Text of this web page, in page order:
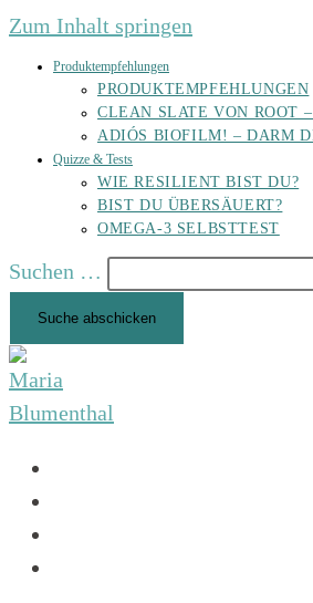
Zum Inhalt springen
Produktempfehlungen
PRODUKTEMPFEHLUNGEN
CLEAN SLATE VON ROOT
ADIÓS BIOFILM! – DARM
Quizze & Tests
WIE RESILIENT BIST DU?
BIST DU ÜBERSÄUERT?
OMEGA-3 SELBSTTEST
Suchen …
Suche abschicken